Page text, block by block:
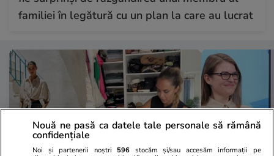
familiei în legătură cu un plan la care au lucrat
Nouă ne pasă ca datele tale personale să rămână
confidențiale
Noi și partenerii noștri 596 stocăm și/sau accesăm informații pe